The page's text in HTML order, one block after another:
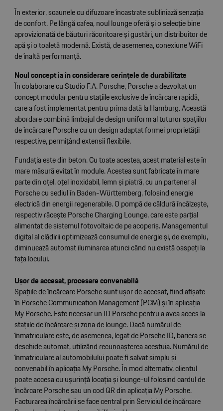
În exterior, scaunele cu difuzoare încastrate subliniază senzația
de confort. Pe lângă cafea, noul lounge oferă și o selecție bine
aprovizionată de băuturi răcoritoare și gustări, un distribuitor de
apă și o toaletă modernă. Există, de asemenea, conexiune WiFi
de înaltă performanță.
Noul concept ia în considerare cerințele de durabilitate
În colaborare cu Studio F.A. Porsche, Porsche a dezvoltat un
concept modular pentru stațiile exclusive de încărcare rapidă,
care a fost implementat pentru prima dată la Hamburg. Această
abordare combină limbajul de design uniform al tuturor spațiilor
de încărcare Porsche cu un design adaptat formei proprietății
respective, permițând extensii flexibile.
Fundația este din beton. Cu toate acestea, acest material este în
mare măsură evitat în module. Acestea sunt fabricate în mare
parte din oțel, oțel inoxidabil, lemn și piatră, cu un partener al
Porsche cu sediul în Baden-Württemberg, folosind energie
electrică din energii regenerabile. O pompă de căldură încălzește,
respectiv răcește Porsche Charging Lounge, care este parțial
alimentat de sistemul fotovoltaic de pe acoperiș. Managementul
digital al clădirii optimizează consumul de energie și, de exemplu,
diminuează automat iluminarea atunci când nu există oaspeți la
fața locului.
Ușor de accesat, procesare convenabilă
Spațiile de încărcare Porsche sunt ușor de accesat, fiind afișate
în Porsche Communication Management (PCM) și în aplicația
My Porsche. Este necesar un ID Porsche pentru a avea acces la
stațiile de încărcare și zona de lounge. Dacă numărul de
înmatriculare este, de asemenea, legat de Porsche ID, bariera se
deschide automat, utilizând recunoașterea acestuia. Numărul de
înmatriculare al automobilului poate fi salvat simplu și
convenabil în aplicația My Porsche. În mod alternativ, clientul
poate accesa cu ușurință locația și lounge-ul folosind cardul de
încărcare Porsche sau un cod QR din aplicația My Porsche.
Facturarea încărcării se face central prin Serviciul de încărcare